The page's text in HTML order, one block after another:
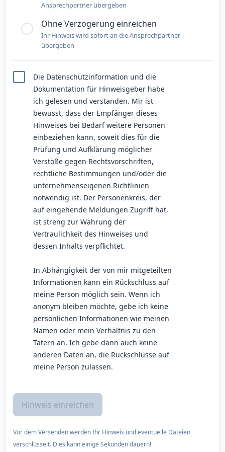
Ansprechpartner übergeben
Ohne Verzögerung einreichen
Ihr Hinweis wird sofort an die Ansprechpartner
übergeben
Die Datenschutzinformation und die
Dokumentation für Hinweisgeber habe
ich gelesen und verstanden. Mir ist
bewusst, dass der Empfänger dieses
Hinweises bei Bedarf weitere Personen
einbeziehen kann, soweit dies für die
Prüfung und Aufklärung möglicher
Verstöße gegen Rechtsvorschriften,
rechtliche Bestimmungen und/oder die
unternehmenseigenen Richtlinien
notwendig ist. Der Personenkreis, der
auf eingehende Meldungen Zugriff hat,
ist streng zur Wahrung der
Vertraulichkeit des Hinweises und
dessen Inhalts verpflichtet.
In Abhängigkeit der von mir mitgeteilten
Informationen kann ein Rückschluss auf
meine Person möglich sein. Wenn ich
anonym bleiben möchte, gebe ich keine
persönlichen Informationen wie meinen
Namen oder mein Verhältnis zu den
Tätern an. Ich gebe dann auch keine
anderen Daten an, die Rückschlüsse auf
meine Person zulassen.
Vor dem Versenden werden Ihr Hinweis und eventuelle Dateien
verschlüsselt. Dies kann einige Sekunden dauern!